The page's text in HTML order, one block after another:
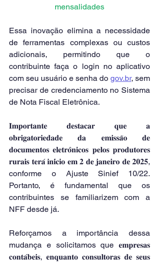
mensalidades
Essa inovação elimina a necessidade
de ferramentas complexas ou custos
adicionais, permitindo que o
contribuinte faça o login no aplicativo
com seu usuário e senha do gov.br, sem
precisar de credenciamento no Sistema
de Nota Fiscal Eletrônica.
𝐈𝐦𝐩𝐨𝐫𝐭𝐚𝐧𝐭𝐞 𝐝𝐞𝐬𝐭𝐚𝐜𝐚𝐫 𝐪𝐮𝐞 𝐚
𝐨𝐛𝐫𝐢𝐠𝐚𝐭𝐨𝐫𝐢𝐞𝐝𝐚𝐝𝐞 𝐝𝐚 𝐞𝐦𝐢𝐬𝐬𝐚̃𝐨 𝐝𝐞
𝐝𝐨𝐜𝐮𝐦𝐞𝐧𝐭𝐨𝐬 𝐞𝐥𝐞𝐭𝐫𝐨̂𝐧𝐢𝐜𝐨𝐬 𝐩𝐞𝐥𝐨𝐬 𝐩𝐫𝐨𝐝𝐮𝐭𝐨𝐫𝐞𝐬
𝐫𝐮𝐫𝐚𝐢𝐬 𝐭𝐞𝐫𝐚́ 𝐢𝐧𝐢́𝐜𝐢𝐨 𝐞𝐦 𝟐 𝐝𝐞 𝐣𝐚𝐧𝐞𝐢𝐫𝐨 𝐝𝐞 𝟐𝟎𝟐𝟓,
conforme o Ajuste Sinief 10/22.
Portanto, é fundamental que os
contribuintes se familiarizem com a
NFF desde já.
Reforçamos a importância dessa
mudança e solicitamos que 𝐞𝐦𝐩𝐫𝐞𝐬𝐚𝐬
𝐜𝐨𝐧𝐭𝐚́𝐛𝐞𝐢𝐬, 𝐞𝐧𝐪𝐮𝐚𝐧𝐭𝐨 𝐜𝐨𝐧𝐬𝐮𝐥𝐭𝐨𝐫𝐚𝐬 𝐝𝐞 𝐬𝐞𝐮𝐬